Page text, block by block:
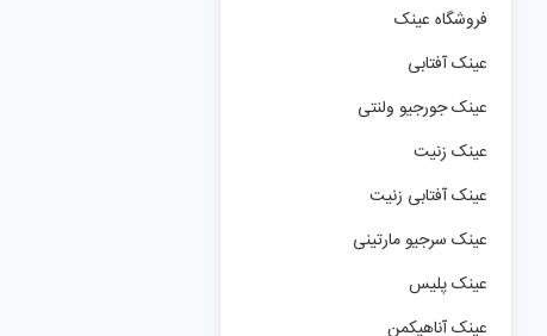
فروشگاه عینک
عینک آفتابی
عینک جورجیو ولنتی
عینک زنیت
عینک آفتابی زنیت
عینک سرجیو مارتینی
عینک پلیس
عینک آناهیکمن